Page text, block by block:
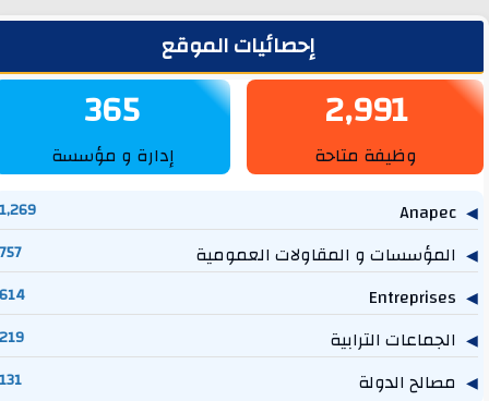
إحصائيات الموقع
2,991
وظيفة متاحة
365
إدارة و مؤسسة
Anapec
1,269
المؤسسات و المقاولات العمومية 757
Entreprises
614
الجماعات الترابية 219
مصالح الدولة 131